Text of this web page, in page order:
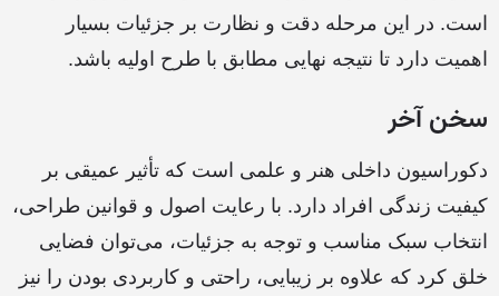
است. در این مرحله دقت و نظارت بر جزئیات بسیار
اهمیت دارد تا نتیجه نهایی مطابق با طرح اولیه باشد.
سخن آخر
دکوراسیون داخلی هنر و علمی است که تأثیر عمیقی بر
کیفیت زندگی افراد دارد. با رعایت اصول و قوانین طراحی،
انتخاب سبک مناسب و توجه به جزئیات، می‌توان فضایی
خلق کرد که علاوه بر زیبایی، راحتی و کاربردی بودن را نیز